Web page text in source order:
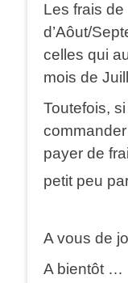
Les frais
d’Aôut/
celles qui
mois de
Toutefois,
payer de
petit peu
A vous de
A bientôt …